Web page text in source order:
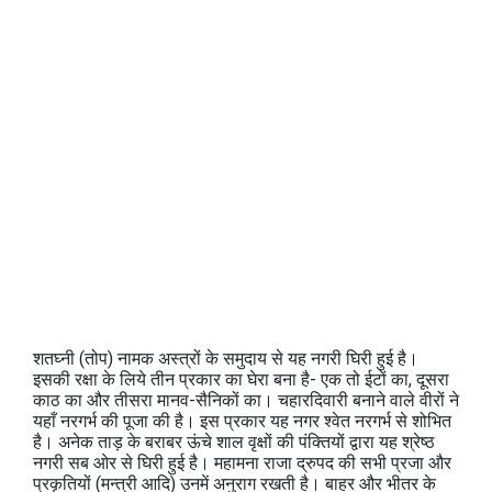
शतघ्नी (तोप) नामक अस्‍त्रों के समुदाय से यह नगरी घिरी हुई है।
इसकी रक्षा के लिये तीन प्रकार का घेरा बना है- एक तो ईटों का, दूसरा
काठ का और तीसरा मानव-सैनिकों का। चहारदिवारी बनाने वाले वीरों ने
यहाँ नरगर्भ की पूजा की है। इस प्रकार यह नगर श्‍वेत नरगर्भ से शोभित
है। अनेक ताड़ के बराबर ऊंचे शाल वृक्षों की पंक्तियों द्वारा यह श्रेष्‍ठ
नगरी सब ओर से घिरी हुई है। महामना राजा द्रुपद की सभी प्रजा और
प्रकृतियों (मन्‍त्री आदि) उनमें अनुराग रखती है। बाहर और भीतर के